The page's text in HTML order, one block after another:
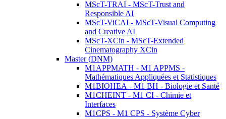
MScT-TRAI - MScT-Trust and
Responsible AI
MScT-ViCAI - MScT-Visual Computing
and Creative AI
MScT-XCin - MScT-Extended
Cinematography XCin
Master (DNM)
M1APPMATH - M1 APPMS -
Mathématiques Appliquées et Statistiques
M1BIOHEA - M1 BH - Biologie et Santé
M1CHEINT - M1 CI - Chimie et
Interfaces
M1CPS - M1 CPS - Système Cyber